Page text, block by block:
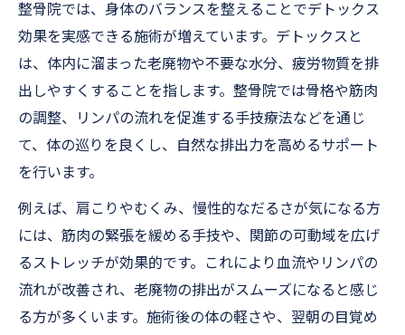
整骨院で受けられるデトックス種類とは
初めてでも安心できる整骨院の見分け方
整骨院選びで重視すべきデトックス効果
体の重さ解消へ導くデトックス施術法紹介
整骨院で体の重さ対策デトックス施術法解
説
むくみやだるさも整骨院デトックスで解消
へ
整骨院のデトックス施術体験者の声
日常疲労に強い整骨院のデトックス技術
整骨院デトックスで巡りを良くする方法
整骨院では、身体のバランスを整えることでデトックス
効果を実感できる施術が増えています。デトックスと
は、体内に溜まった老廃物や不要な水分、疲労物質を排
出しやすくすることを指します。整骨院では骨格や筋肉
の調整、リンパの流れを促進する手技療法などを通じ
て、体の巡りを良くし、自然な排出力を高めるサポート
を行います。
例えば、肩こりやむくみ、慢性的なだるさが気になる方
には、筋肉の緊張を緩める手技や、関節の可動域を広げ
るストレッチが効果的です。これにより血流やリンパの
流れが改善され、老廃物の排出がスムーズになると感じ
る方が多くいます。施術後の体の軽さや、翌朝の目覚め